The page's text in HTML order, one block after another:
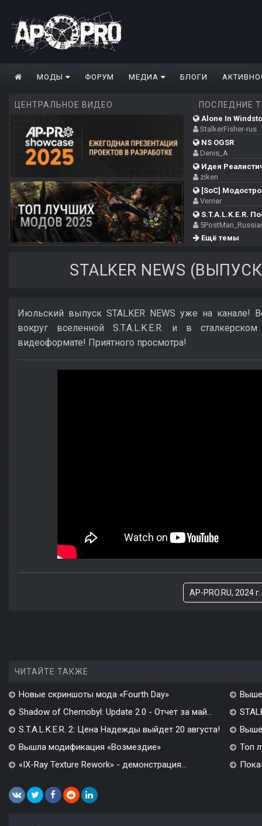
МОДЫ ФОРУМ МЕДИА БЛОГИ
ЦЕНТРАЛЬНОЕ ВИДЕО ПОСЛЕДНИЕ
Alone In
StalkerFisher-rus
NS OGSR
Denis_A
Идея
ziken
[SoC]
Verrier
S.T.A.L.K.E.R.
Ещё темы
STALKER NEWS
Июльский выпуск STALKER NEWS уже на канале!
вокруг вселенной S.T.A.L.K.E.R. и в
видеоформате! Приятного просмотра!
AP-PRO.RU, 2024 г.
ЧИТАЙТЕ ТАКЖЕ
Новые скриншоты мода «Fourth Day»
Shadow of Chernobyl: Update 2.0 - Отчет за май...
S.T.A.L.K.E.R. 2: Цена Надежды выйдет 20 августа!
Вышла модификация «Возмездие»
Топ
«IX-Ray Texture Rework» - демонстрация...